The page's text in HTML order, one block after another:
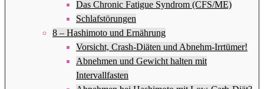
Das Chronic Fatigue Syndrom (CFS/ME)
Schlafstörungen
8 – Hashimoto und Ernährung
Vorsicht, Crash-Diäten und Abnehm-Irrtümer!
Abnehmen und Gewicht halten mit
Intervallfasten